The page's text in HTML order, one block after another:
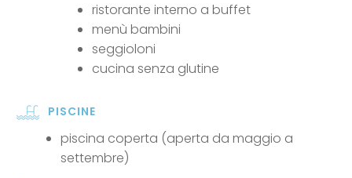
ristorante interno a buffet
menù bambini
seggioloni
cucina senza glutine
PISCINE
piscina coperta (aperta da maggio a
settembre)